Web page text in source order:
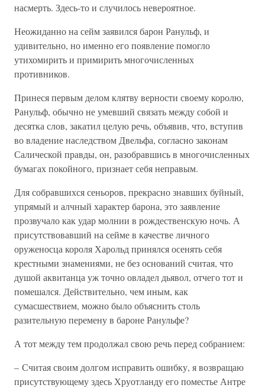
насмерть. Здесь-то и случилось невероятное.
Неожиданно на сейм заявился барон Ранульф, и
удивительно, но именно его появление помогло
утихомирить и примирить многочисленных
противников.
Принеся первым делом клятву верности своему королю,
Ранульф, обычно не умевший связать между собой и
десятка слов, закатил целую речь, объявив, что, вступив
во владение наследством Двельфа, согласно законам
Салической правды, он, разобравшись в многочисленных
бумагах покойного, признает себя неправым.
Для собравшихся сеньоров, прекрасно знавших буйный,
упрямый и алчный характер барона, это заявление
прозвучало как удар молнии в рождественскую ночь. А
присутствовавший на сейме в качестве личного
оруженосца короля Харольд принялся осенять себя
крестными знамениями, не без оснований считая, что
душой аквитанца уж точно овладел дьявол, отчего тот и
помешался. Действительно, чем иным, как
сумасшествием, можно было объяснить столь
разительную перемену в бароне Ранульфе?
А тот между тем продолжал свою речь перед собранием:
– Считая своим долгом исправить ошибку, я возвращаю
присутствующему здесь Хруотланду его поместье Антре